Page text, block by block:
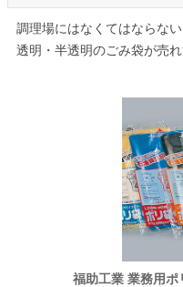
調理場にはなくてはならな
透明・半透明のごみ袋が売
福助工業 業務用